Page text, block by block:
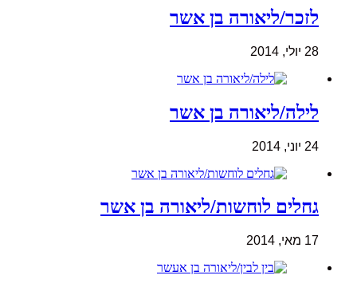
לזכר/ליאורה בן אשר
28 יולי, 2014
לילה/ליאורה בן אשר
24 יוני, 2014
גחלים לוחשות/ליאורה בן אשר
17 מאי, 2014